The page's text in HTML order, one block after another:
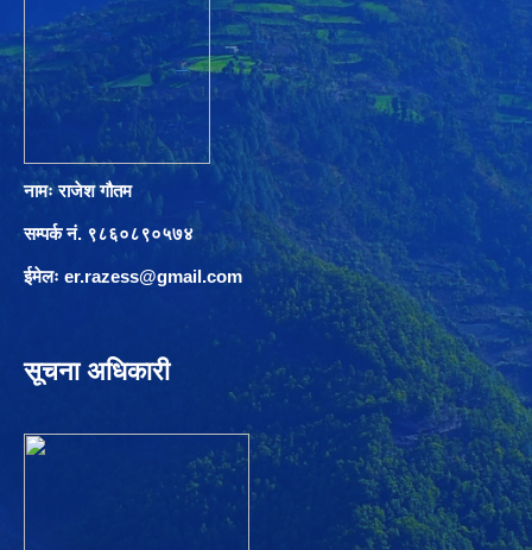
नामः राजेश गौतम
सम्पर्क नं. ९८६०८९०५७४
ईमेलः er.razess@gmail.com
सूचना अधिकारी